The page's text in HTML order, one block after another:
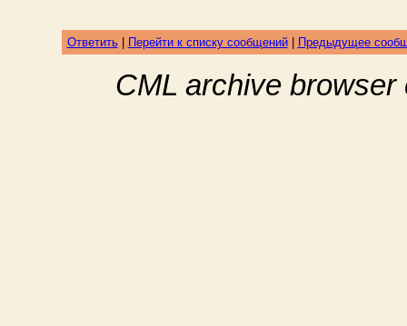
Ответить| Перейти к списку сообщений| Предыдущее
CML archive